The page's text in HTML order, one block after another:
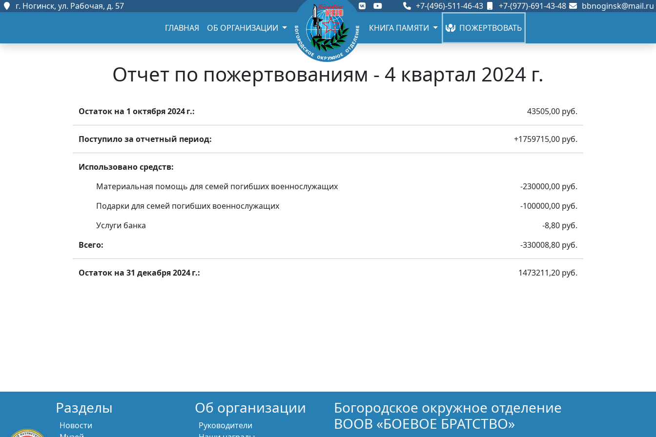
г. Ногинск, ул. Рабочая, д. 57 +7-(496)-511-46-43 +7-(977)-691-43-48 bbnoginsk@mail.ru
ГЛАВНАЯ ОБ ОРГАНИЗАЦИИ КНИГА ПАМЯТИ ПОЖЕРТВОВАТЬ
Отчет по пожертвованиям - 4 квартал 2024 г.
Остаток на 1 октября 2024 г.: 43505,00 руб.
Поступило за отчетный период: +1759715,00 руб.
Использовано средств:
Материальная помощь для семей погибших военнослужащих
-230000,00 руб.
Подарки для семей погибших военнослужащих
-100000,00 руб.
Услуги банка
-8,80 руб.
Всего:
-330008,80 руб.
Остаток на 31 декабря 2024 г.: 1473211,20 руб.
Разделы
Новости
Об организации
Руководители
Богородское окружное отделение
ВООВ «БОЕВОЕ БРАТСТВО»